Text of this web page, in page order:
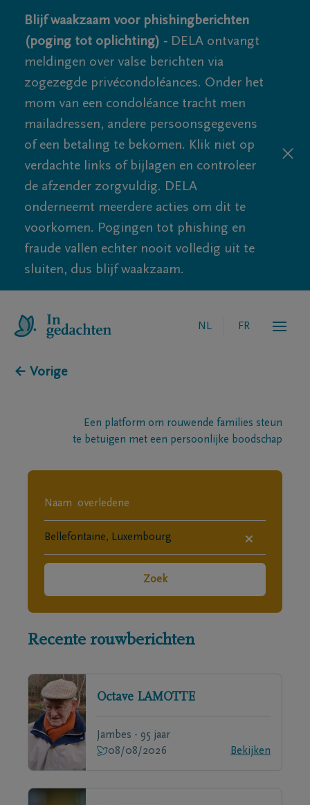
Blijf waakzaam voor phishingberichten
(poging tot oplichting) - DELA ontvangt
meldingen over valse berichten via
zogezegde privécondoléances. Onder het
mom van een condoléance tracht men
mailadressen, andere persoonsgegevens
of een betaling te bekomen. Klik niet op
verdachte links of bijlagen en controleer
de afzender zorgvuldig. DELA
onderneemt meerdere acties om dit te
voorkomen. Pogingen tot phishing en
fraude vallen echter nooit volledig uit te
sluiten, dus blijf waakzaam.
NL FR
← Vorige
Een platform om rouwende families steun
te betuigen met een persoonlijke boodschap
×
Zoek
Recente rouwberichten
Octave LAMOTTE
Jambes - 95 jaar
08/08/2026
Bekijken